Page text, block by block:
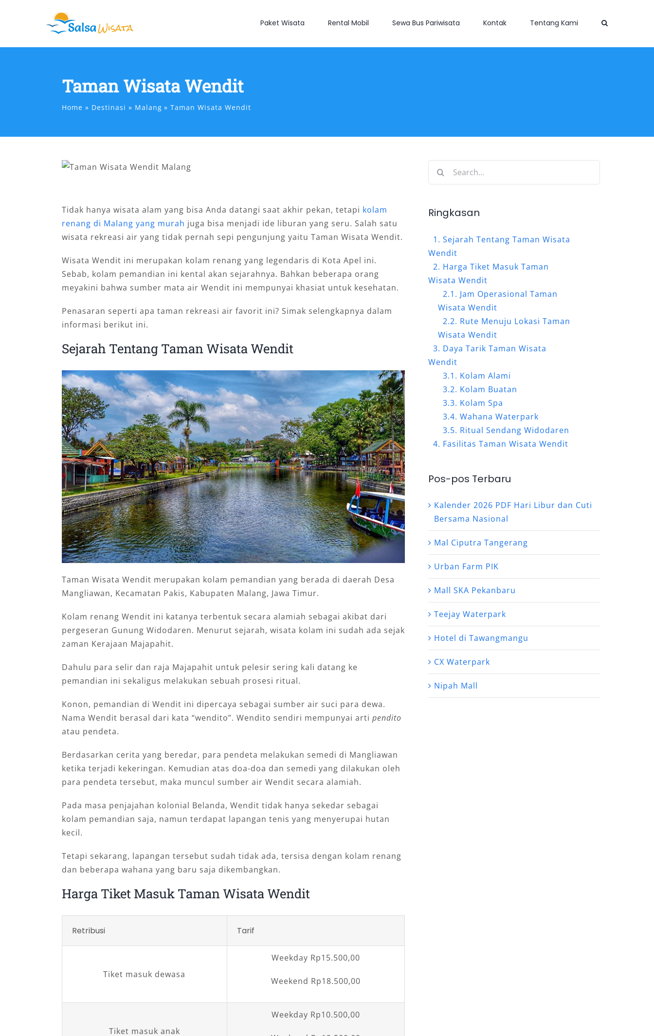
Paket Wisata Rental Mobil Sewa Bus Pariwisata Kontak Tentang Kami
Taman Wisata Wendit
Home Destinasi Malang Taman Wisata Wendit
Tidak hanya wisata alam yang bisa Anda datangi saat akhir pekan, tetapi kolam
renang di Malang yang murah juga bisa menjadi ide liburan yang seru. Salah satu
wisata rekreasi air yang tidak pernah sepi pengunjung yaitu Taman Wisata Wendit.
Wisata Wendit ini merupakan kolam renang yang legendaris di Kota Apel ini.
Sebab, kolam pemandian ini kental akan sejarahnya. Bahkan beberapa orang
meyakini bahwa sumber mata air Wendit ini mempunyai khasiat untuk kesehatan.
Penasaran seperti apa taman rekreasi air favorit ini? Simak selengkapnya dalam
informasi berikut ini.
Sejarah Tentang Taman Wisata Wendit
Taman Wisata Wendit merupakan kolam pemandian yang berada di daerah Desa
Mangliawan, Kecamatan Pakis, Kabupaten Malang, Jawa Timur.
Kolam renang Wendit ini katanya terbentuk secara alamiah sebagai akibat dari
pergeseran Gunung Widodaren. Menurut sejarah, wisata kolam ini sudah ada sejak
zaman Kerajaan Majapahit.
Dahulu para selir dan raja Majapahit untuk pelesir sering kali datang ke
pemandian ini sekaligus melakukan sebuah prosesi ritual.
Konon, pemandian di Wendit ini dipercaya sebagai sumber air suci para dewa.
Nama Wendit berasal dari kata “wendito”. Wendito sendiri mempunyai arti pendito
atau pendeta.
Berdasarkan cerita yang beredar, para pendeta melakukan semedi di Mangliawan
ketika terjadi kekeringan. Kemudian atas doa-doa dan semedi yang dilakukan oleh
para pendeta tersebut, maka muncul sumber air Wendit secara alamiah.
Pada masa penjajahan kolonial Belanda, Wendit tidak hanya sekedar sebagai
kolam pemandian saja, namun terdapat lapangan tenis yang menyerupai hutan
kecil.
Tetapi sekarang, lapangan tersebut sudah tidak ada, tersisa dengan kolam renang
dan beberapa wahana yang baru saja dikembangkan.
Harga Tiket Masuk Taman Wisata Wendit
Retribusi Tarif
Tiket masuk dewasa
Weekday Rp15.500,00
Weekend Rp18.500,00
Tiket masuk anak
Weekday Rp10.500,00
Search
Ringkasan
Sejarah Tentang Taman Wisata
Wendit
Harga Tiket Masuk Taman
Wisata Wendit
Jam Operasional Taman
Wisata Wendit
Rute Menuju Lokasi Taman
Wisata Wendit
Daya Tarik Taman Wisata
Wendit
Kolam Alami
Kolam Buatan
Kolam Spa
Wahana Waterpark
Ritual Sendang Widodaren
Fasilitas Taman Wisata Wendit
Pos-pos Terbaru
Kalender 2026 PDF Hari Libur dan Cuti
Bersama Nasional
Mal Ciputra Tangerang
Urban Farm PIK
Mall SKA Pekanbaru
Teejay Waterpark
Hotel di Tawangmangu
CX Waterpark
Nipah Mall